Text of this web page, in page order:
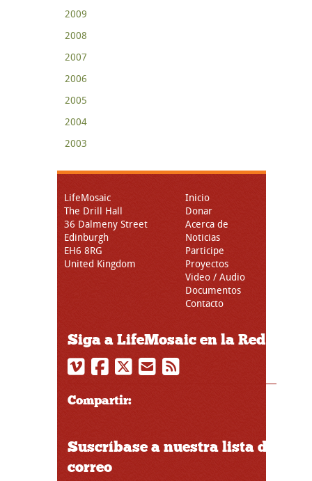
2009
2008
2007
2006
2005
2004
2003
LifeMosaic
The Drill Hall
36 Dalmeny Street
Edinburgh
EH6 8RG
United Kingdom
Inicio
Donar
Acerca de
Noticias
Participe
Proyectos
Video / Audio
Documentos
Contacto
Siga a LifeMosaic en la Red
Compartir:
Suscríbase a nuestra lista de
correo